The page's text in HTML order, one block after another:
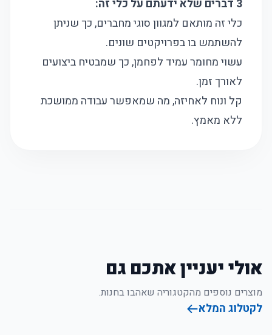
3 דברים שלא ידעתם על כלי זה:
כלי זה מותאם למגוון סוגי מחברים, כך שניתן
להשתמש בו בפרויקטים שונים.
עשוי מחומר עמיד לפחמן, כך שמבטיח ביצועים
לאורך זמן.
קל ונוח לאחיזה, מה שמאפשר עבודה ממושכת
ללא מאמץ.
אולי יעניין אתכם גם
מוצרים נוספים מהקטגוריה שאהבו בחנות.
לקטלוג המלא